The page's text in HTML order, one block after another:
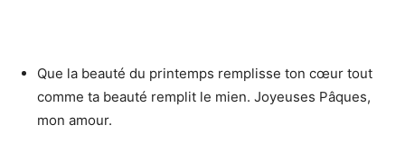
Que la beauté du printemps remplisse ton cœur tout
comme ta beauté remplit le mien. Joyeuses Pâques,
mon amour.